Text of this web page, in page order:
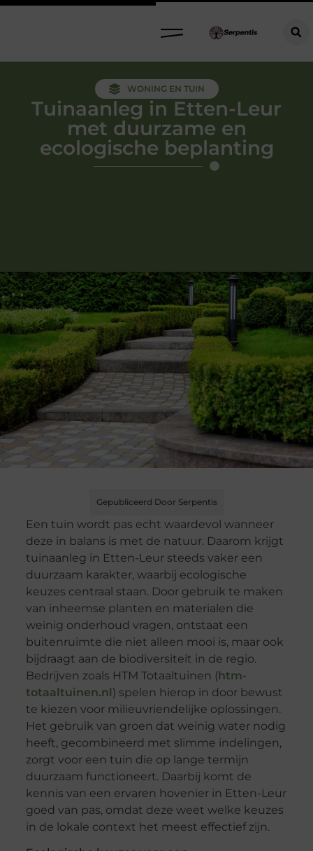
WONING EN TUIN
Tuinaanleg in Etten-Leur
met duurzame en
ecologische beplanting
Gepubliceerd Door Serpentis
Een tuin wordt pas echt waardevol wanneer
deze in balans is met de natuur. Daarom krijgt
tuinaanleg in Etten-Leur steeds vaker een
duurzaam karakter, waarbij ecologische
keuzes centraal staan. Door gebruik te maken
van inheemse planten en materialen die
weinig onderhoud vragen, ontstaat een
buitenruimte die niet alleen mooi is, maar ook
bijdraagt aan de biodiversiteit in de regio.
Bedrijven zoals HTM Totaaltuinen (htm-
totaaltuinen.nl) spelen hierop in door bewust
te kiezen voor milieuvriendelijke oplossingen.
Het gebruik van groen dat weinig water nodig
heeft, gecombineerd met slimme indelingen,
zorgt voor een tuin die op lange termijn
duurzaam functioneert. Daarbij komt de
kennis van een ervaren hovenier in Etten-Leur
goed van pas, omdat deze weet welke keuzes
in de lokale context het meest effectief zijn.